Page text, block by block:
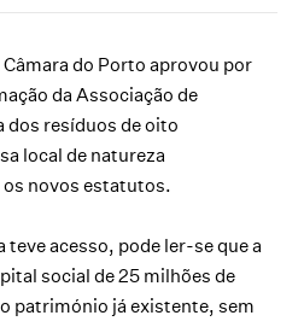
do Porto aprovou por
da Associação de
resíduos de oito
local de natureza
novos estatutos.
teve acesso, pode ler-se que a
social de 25 milhões de
património já existente, sem